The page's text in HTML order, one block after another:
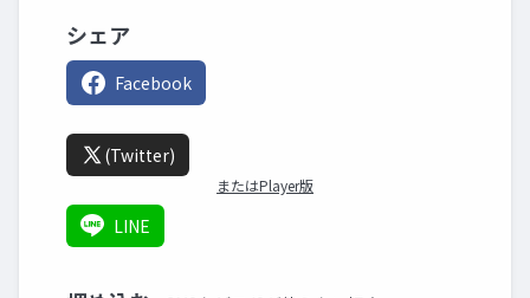
シェア
Facebook
(Twitter)
またはPlayer版
LINE